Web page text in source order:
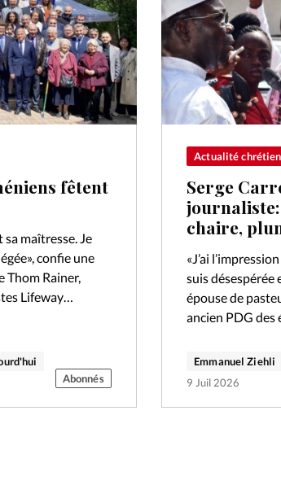
fêtent
sa maîtresse. Je
confie une
Thom Rainer,
Lifeway
Abonnés
Actualité
Serge
chaire,
«J’ai
suis désespérée
épouse de
ancien PDG
Emmanuel Ziehli
9 Juil 2026